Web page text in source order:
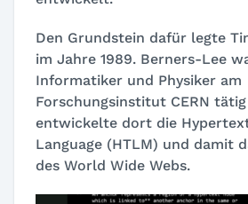
Den Grundstein dafür legte
im Jahre 1989. Berners-Lee
Informatiker und Physiker am
Forschungsinstitut CERN
entwickelte dort die
Language (HTLM) und damit
des World Wide Webs.